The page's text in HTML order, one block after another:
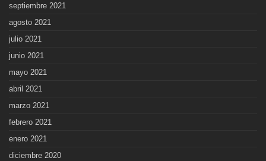
septiembre 2021
agosto 2021
julio 2021
junio 2021
mayo 2021
abril 2021
marzo 2021
febrero 2021
enero 2021
diciembre 2020